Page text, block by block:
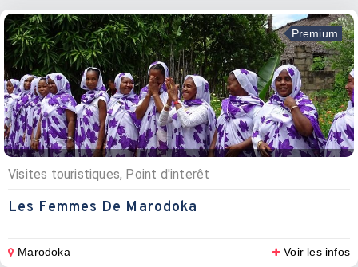
Premium
Visites touristiques, Point d'interêt
Les Femmes De Marodoka
Marodoka Voir les infos